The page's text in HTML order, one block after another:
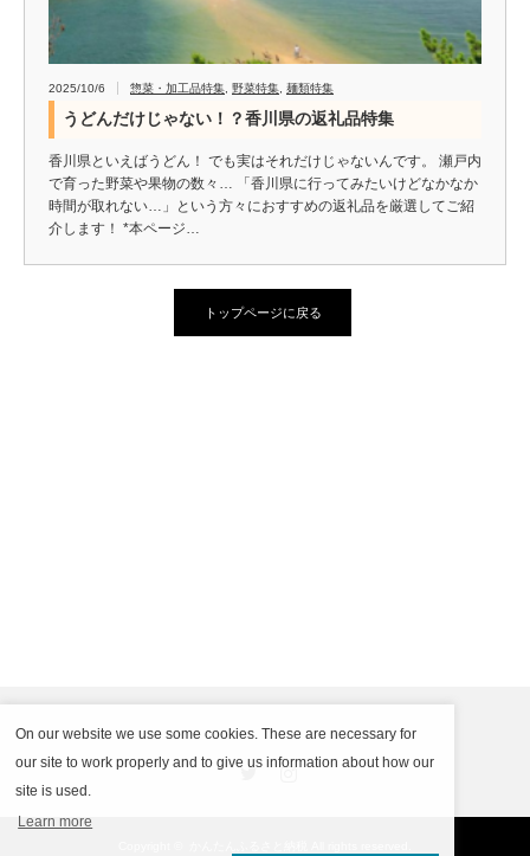
2025/10/6 惣菜・加工品特集 野菜特集 麺類特集
うどんだけじゃない！？香川県の返礼品特集
香川県といえばうどん！ でも実はそれだけじゃないんです。 瀬戸内
で育った野菜や果物の数々… 「香川県に行ってみたいけどなかなか
時間が取れない…」という方々におすすめの返礼品を厳選してご紹
介します！ *本ページ…
トップページに戻る
TwitterInstagram
On our website we use some cookies. These are necessary for
our site to work properly and to give us information about how our
site is used.
Learn more